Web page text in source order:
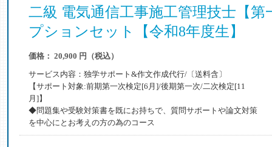
二級 電気通信工事施工管理技士【第
プションセット【令和8年度生】
価格： 20,900 円（税込）
サービス内容：独学サポート&作文作成代行/〔送料含〕
【サポート対象:前期第一次検定[6月]/後期第一次/二次検定[11
月]】
◆問題集や受験対策書を既にお持ちで、質問サポートや論文対策
を中心にとお考えの方の為のコース